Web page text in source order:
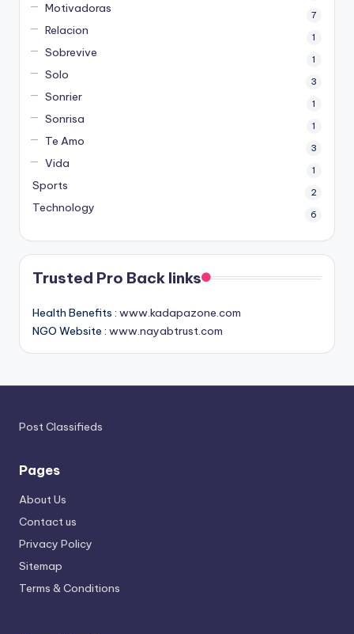
Motivadoras 7
Relacion 1
Sobrevive 1
Solo 3
Sonrier 1
Sonrisa 1
Te Amo 3
Vida 1
Sports 2
Technology 6
Trusted Pro Back links
Health Benefits : www.kadapazone.com
NGO Website : www.nayabtrust.com
Post Classifieds
Pages
About Us
Contact us
Privacy Policy
Sitemap
Terms & Conditions